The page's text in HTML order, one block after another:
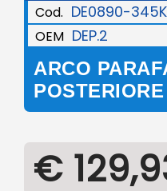
Cod. DE0890-
OEM DEP.2
ARCO
€